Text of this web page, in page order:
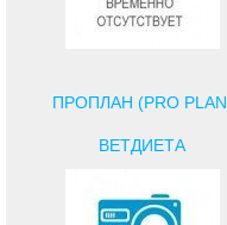
ПРОПЛАН (PRO
ВЕТДИЕТА